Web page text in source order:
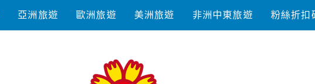
亞洲旅遊 歐洲旅遊 美洲旅遊 非洲中東旅遊 粉絲折扣